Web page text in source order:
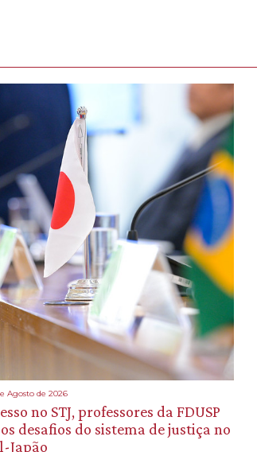
Agosto de 2026
no STJ, professores da FDUSP
desafios do sistema de justiça no
Japão